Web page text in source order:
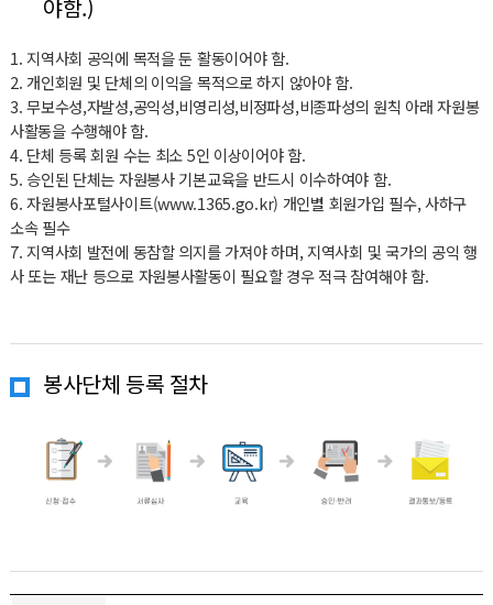
야함.)
1. 지역사회 공익에 목적을 둔 활동이어야 함.
2. 개인회원 및 단체의 이익을 목적으로 하지 않아야 함.
3. 무보수성,자발성,공익성,비영리성,비정파성,비종파성의 원칙 아래 자원봉
사활동을 수행해야 함.
4. 단체 등록 회원 수는 최소 5인 이상이어야 함.
5. 승인된 단체는 자원봉사 기본교육을 반드시 이수하여야 함.
6. 자원봉사포털사이트(www.1365.go.kr) 개인별 회원가입 필수, 사하구
소속 필수
7. 지역사회 발전에 동참할 의지를 가져야 하며, 지역사회 및 국가의 공익 행
사 또는 재난 등으로 자원봉사활동이 필요할 경우 적극 참여해야 함.
봉사단체 등록 절차